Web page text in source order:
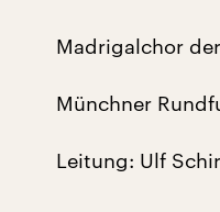
Madrigalchor
Münchner
Leitung: Ulf